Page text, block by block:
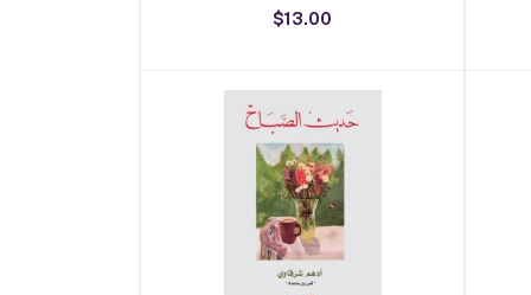
$13.00